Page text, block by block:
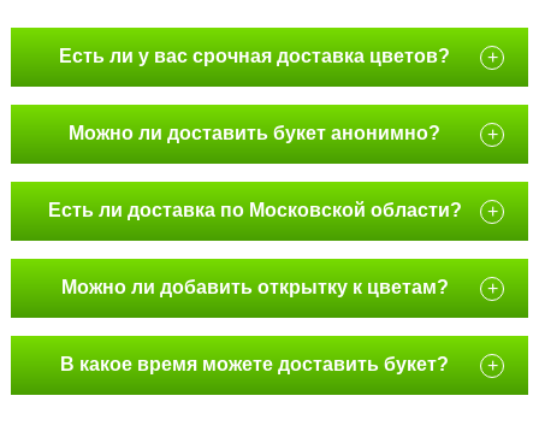
Есть ли у вас срочная доставка цветов? +
Можно ли доставить букет анонимно? +
Есть ли доставка по Московской области? +
Можно ли добавить открытку к цветам? +
В какое время можете доставить букет? +